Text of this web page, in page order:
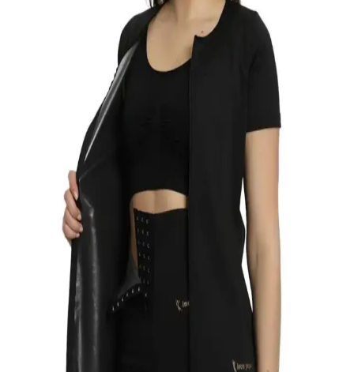
Bir Arada Sunan Ev Ayakkabısı
BGK 5' Li Sevimli Kadın Patik, doğal renkler ve esnek kumaşıyla
evde şıklık ve rahatlık sağlar, termal özelliğiyle soğuk havalarda
sıcak tutar, yıkama talimatlarına dikkat edilmelidir.
Thermal Giyim Agraflıtayt Inceltici Tayt: Sağlıklı ve
Şık Vücut Şekillendirme Çözümü
Sağlık ve şıklığı bir araya getiren bu termal tayt, yüksek bel ve sauna
etkisiyle incelme sağlar, hareket özgürlüğü sunar ve uzun ömürlü
kullanıma uygundur.
Kral Socks Kadın Kışlık Termal Çorapları: Yüksek
Isı Yalıtımı ve Dayanıklılık Sunar
Yüksek yün oranı ve dayanıklı yapısıyla Kral Socks kadın kışlık
termal çorapları, soğuk havalarda konfor ve ısı yalıtımı sağlar, estetik
ve uzun ömürlü kullanım sunar.
Thermoform Artica ve The North Face Thermoform
Heavy Karşılaştırması: Malzeme ve Performans